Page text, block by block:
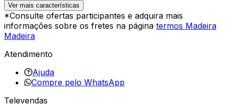
Ver mais características
*Consulte ofertas participantes e adquira mais
informações sobre os fretes na página termos Madeira
Madeira
Atendimento
Ajuda
Compre pelo WhatsApp
Televendas